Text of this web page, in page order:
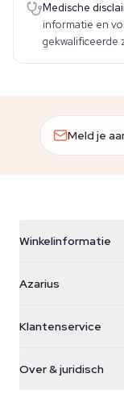
Medische
informatie en
gekwalificeerde
Meld je
Winkelinformatie
Galvaniweg 11
Nederland
+31(0)204897914
Azarius
Smokeshop
Klantenservice
Retourbeleid
Over & juridisch